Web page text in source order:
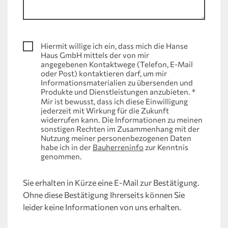
Hiermit willige ich ein, dass mich die Hanse
Haus GmbH mittels der von mir
angegebenen Kontaktwege (Telefon, E-Mail
oder Post) kontaktieren darf, um mir
Informationsmaterialien zu übersenden und
Produkte und Dienstleistungen anzubieten. *
Mir ist bewusst, dass ich diese Einwilligung
jederzeit mit Wirkung für die Zukunft
widerrufen kann. Die Informationen zu meinen
sonstigen Rechten im Zusammenhang mit der
Nutzung meiner personenbezogenen Daten
habe ich in der Bauherreninfozur Kenntnis
genommen.
Sie erhalten in Kürze eine E-Mail zur Bestätigung.
Ohne diese Bestätigung Ihrerseits können Sie
leider keine Informationen von uns erhalten.